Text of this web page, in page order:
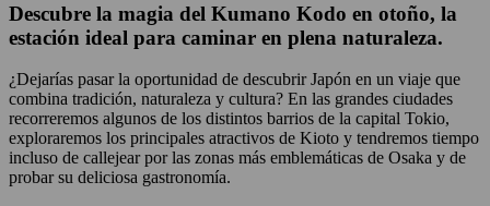
Descubre la magia del Kumano Kodo en otoño, la
estación ideal para caminar en plena naturaleza.
¿Dejarías pasar la oportunidad de descubrir Japón en un viaje que
combina tradición, naturaleza y cultura? En las grandes ciudades
recorreremos algunos de los distintos barrios de la capital Tokio,
exploraremos los principales atractivos de Kioto y tendremos tiempo
incluso de callejear por las zonas más emblemáticas de Osaka y de
probar su deliciosa gastronomía.